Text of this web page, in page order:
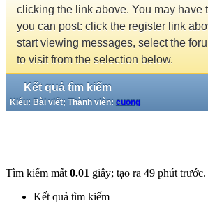
clicking the link above. You may have
you can post: click the register link
start viewing messages, select the
to visit from the selection below.
Kết quả tìm kiếm
Kiểu: Bài viết; Thành viên: cuong
Tìm kiếm mất 0.01 giây; tạo ra 49 phút trước.
Kết quả tìm kiếm